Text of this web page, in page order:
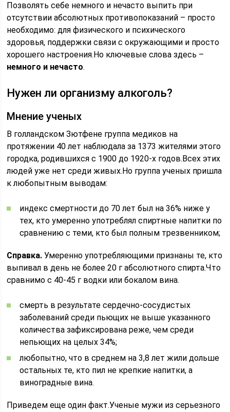
Позволять себе немного и нечасто выпить при
отсутствии абсолютных противопоказаний – просто
необходимо: для физического и психического
здоровья, поддержки связи с окружающими и просто
хорошего настроения.Но ключевые слова здесь –
немного и нечасто.
Нужен ли организму алкоголь?
Мнение ученых
В голландском Зютфене группа медиков на
протяжении 40 лет наблюдала за 1373 жителями этого
городка, родившихся с 1900 до 1920-х годов.Всех этих
людей уже нет среди живых.Но группа ученых пришла
к любопытным выводам:
индекс смертности до 70 лет был на 36% ниже у
тех, кто умеренно употреблял спиртные напитки по
сравнению с теми, кто был полным трезвенником;
Справка. Умеренно употребляющими признаны те, кто
выпивал в день не более 20 г абсолютного спирта.Что
сравнимо с 40-45 г водки или бокалом вина.
смерть в результате сердечно-сосудистых
заболеваний среди пьющих не выше указанного
количества зафиксирована реже, чем среди
непьющих на целых 34%;
любопытно, что в среднем на 3,8 лет жили дольше
остальных те, кто пил не крепкие напитки, а
виноградные вина.
Приведем еще один факт.Ученые мужи из серьезного